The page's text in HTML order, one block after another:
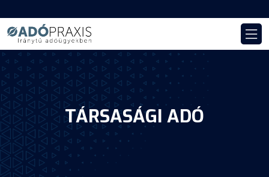
TÁRSASÁGI ADÓ